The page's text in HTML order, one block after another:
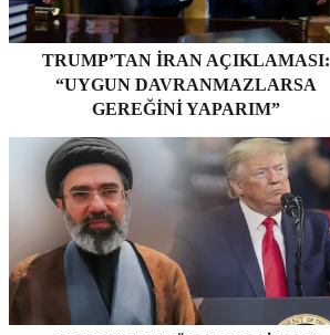
TRUMP’TAN İRAN AÇIKLAMASI:
“UYGUN DAVRANMAZLARSA
GEREĞINI YAPARIM”